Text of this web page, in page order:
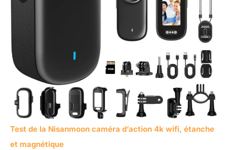
Test de la Nisanmoon caméra d’action 4k wifi, étanche
et magnétique